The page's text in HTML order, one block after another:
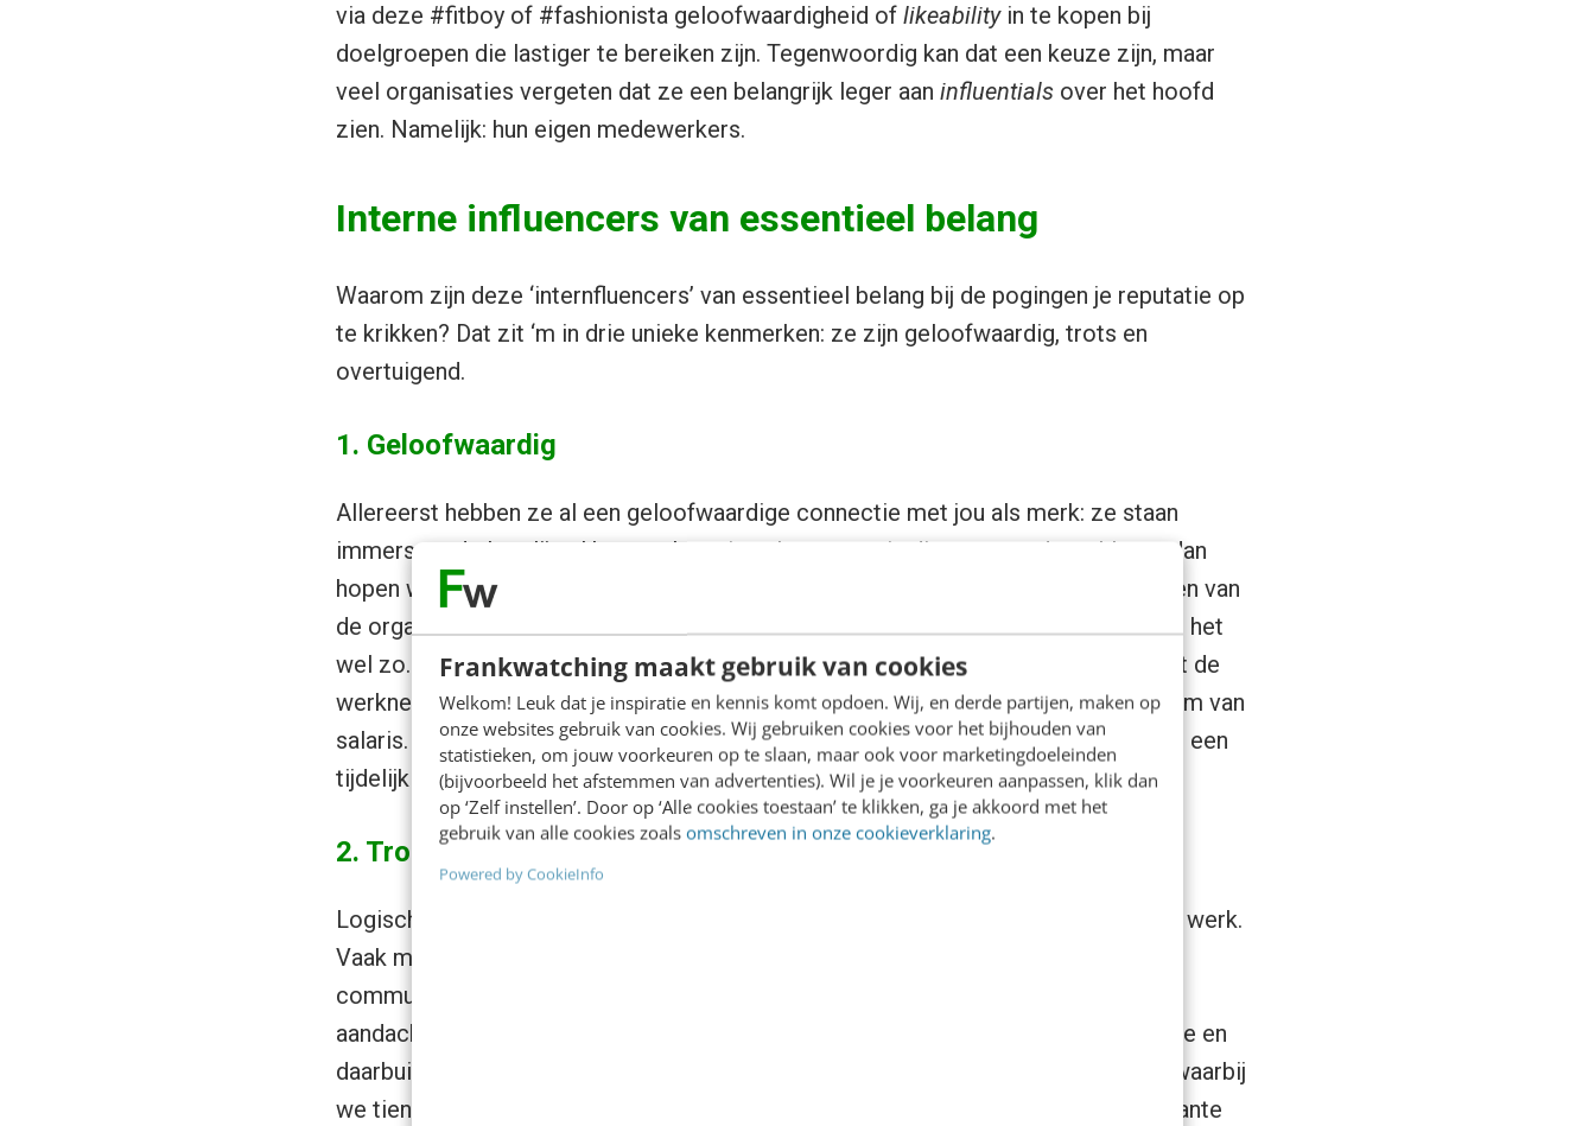
Frankwatching maakt gebruik van cookies
Welkom! Leuk dat je inspiratie en kennis komt opdoen. Wij, en derde partijen, maken op
onze websites gebruik van cookies. Wij gebruiken cookies voor het bijhouden van
statistieken, om jouw voorkeuren op te slaan, maar ook voor marketingdoeleinden
(bijvoorbeeld het afstemmen van advertenties). Wil je je voorkeuren aanpassen, klik dan
op ‘Zelf instellen’. Door op ‘Alle cookies toestaan’ te klikken, ga je akkoord met het
gebruik van alle cookies zoals omschreven in onze cookieverklaring.
Powered by CookieInfo
via deze #fitboy of #fashionista geloofwaardigheid of likeabilityin te kopen bij
doelgroepen die lastiger te bereiken zijn. Tegenwoordig kan dat een keuze zijn, maar
veel organisaties vergeten dat ze een belangrijk leger aan influentialsover het hoofd
zien. Namelijk: hun eigen medewerkers.
Interne influencers van essentieel belang
Waarom zijn deze ‘internfluencers’ van essentieel belang bij de pogingen je reputatie op
te krikken? Dat zit ‘m in drie unieke kenmerken: ze zijn geloofwaardig, trots en
overtuigend.
1. Geloofwaardig
Allereerst hebben ze al een geloofwaardige connectie met jou als merk: ze staan
immers op de loonlijst. Het was hun eigen keuze om in dienst te treden, althans, dan
hopen we. Daarmee verbinden ze zich aan de missie, strategie, normen en waarden van
de organisatie. Toegegeven, zo enorm bewust zal dat niet voelen, maar feitelijk is het
wel zo. Deze verbintenis wordt zelfs maandelijks hernieuwd en bevestigd doordat de
werknemer het bedrijf loyaal blijft, en het bedrijf de medewerker beloont in de vorm van
salaris. Het betreft hier een hechtere en langere band dan je ooit gaat hebben met een
tijdelijk ingekochte externe influencer.
2. Trots
Logischerwijs benader je alleen de collega’s die trots en enthousiast zijn over hun werk.
Vaak melden zij zich ook al proactief aan. Laat hén op je corporate
communicatiekanalen (website, sociale media) vertellen over hun activiteiten,
aandachtsgebieden en de kansen die ze krijgen binnen de muren van de organisatie en
daarbuiten. Bij VodafoneZiggo hanteren wij al jaren deze manier van storytelling, waarbij
we tientallen medewerkers het podium geven. Dat levert elk jaar ruim 50 interessante